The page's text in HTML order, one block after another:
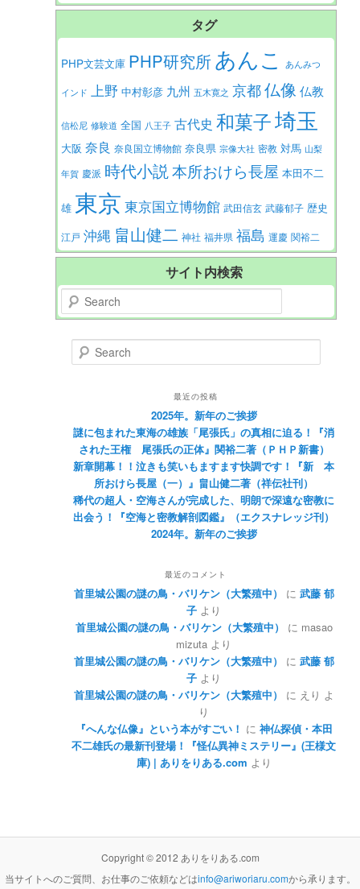
タグ
PHP文芸文庫 PHP研究所あんこ あんみつ
インド 上野 中村彰彦 九州 五木寛之 京都仏像 仏教
信松尼 修験道 全国 八王子 古代史 和菓子埼玉
大阪 奈良 奈良国立博物館 奈良県 宗像大社 密教 対馬 山梨
年賀 慶派 時代小説本所おけら長屋 本田不二
雄 東京 東京国立博物館 武田信玄 武藤郁子 歴史
江戸 沖縄 畠山健二 神社 福井県 福島 運慶 関裕二
サイト内検索
Search
Search
最近の投稿
2025年。新年のご挨拶
謎に包まれた東海の雄族「尾張氏」の真相に迫る！『消
された王権 尾張氏の正体』関裕二著（ＰＨＰ新書）
新章開幕！！泣きも笑いもますます快調です！『新 本
所おけら長屋（一）』畠山健二著（祥伝社刊）
稀代の超人・空海さんが完成した、明朗で深遠な密教に
出会う！『空海と密教解剖図鑑』（エクスナレッジ刊）
2024年。新年のご挨拶
最近のコメント
首里城公園の謎の鳥・バリケン（大繁殖中） に 武藤 郁
子 より
首里城公園の謎の鳥・バリケン（大繁殖中）
に masao
mizuta より
首里城公園の謎の鳥・バリケン（大繁殖中）
に 武藤 郁
子 より
首里城公園の謎の鳥・バリケン（大繁殖中）
に えり よ
り
『へんな仏像』という本がすごい！ に 神仏探偵・本田
不二雄氏の最新刊登場！『怪仏異神ミステリー』(王様文
庫) | ありをりある.com より
Copyright © 2012 ありをりある.com
当サイトへのご質問、お仕事のご依頼などはinfo@ariworiaru.comから承ります。